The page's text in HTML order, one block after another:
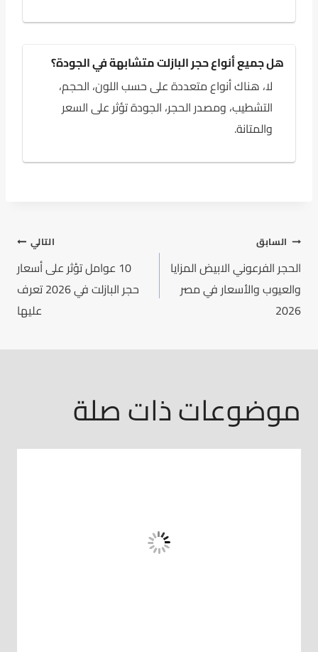
هل جميع أنواع حجر البازلت متشابهة في الجودة؟
لا، هناك أنواع متعددة على حسب اللون، الحجم،
التشطيب، ومصدر الحجر، الجودة تؤثر على السعر
والمتانة.
السابق
الحجر الفرعوني الابيض المزايا
والعيوب والأسعار في مصر
2026
التالي
10 عوامل تؤثر على أسعار
حجر البازلت في 2026 تعرف
عليها
موضوعات ذات صلة